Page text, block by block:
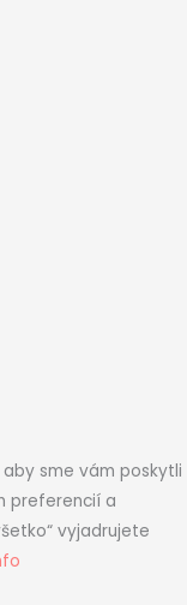
sme vám poskytli
preferencií a
vyjadrujete